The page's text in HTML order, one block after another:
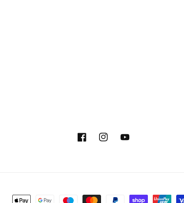
FacebookInstagramYouTube
Zahlungsmethoden